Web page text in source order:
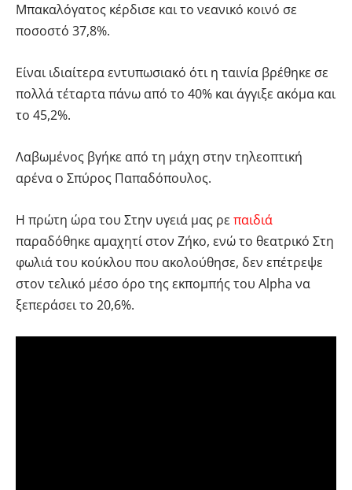
Μπακαλόγατος κέρδισε και το νεανικό κοινό σε
ποσοστό 37,8%.
Είναι ιδιαίτερα εντυπωσιακό ότι η ταινία βρέθηκε σε
πολλά τέταρτα πάνω από το 40% και άγγιξε ακόμα και
το 45,2%.
Λαβωμένος βγήκε από τη μάχη στην τηλεοπτική
αρένα ο Σπύρος Παπαδόπουλος.
Η πρώτη ώρα του Στην υγειά μας ρε παιδιά
παραδόθηκε αμαχητί στον Ζήκο, ενώ το θεατρικό Στη
φωλιά του κούκλου που ακολούθησε, δεν επέτρεψε
στον τελικό μέσο όρο της εκπομπής του Alpha να
ξεπεράσει το 20,6%.